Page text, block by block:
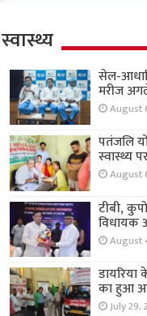
स्वास्थ्य
सेल-
मरीज
August
पतंजलि
स्वास्थ्य
August
टीबी,
विधायक
August
डायरिया
का हुआ
July 29,